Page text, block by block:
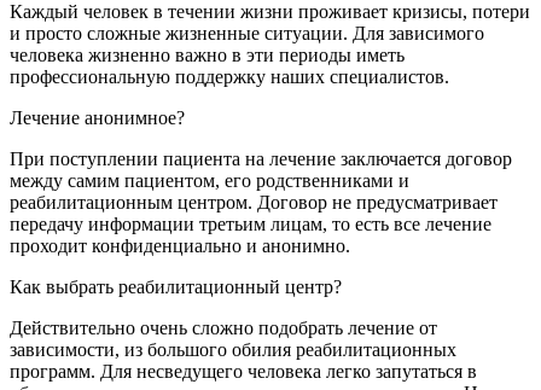
Каждый человек в течении жизни проживает кризисы, потери
и просто сложные жизненные ситуации. Для зависимого
человека жизненно важно в эти периоды иметь
профессиональную поддержку наших специалистов.
Лечение анонимное?
При поступлении пациента на лечение заключается договор
между самим пациентом, его родственниками и
реабилитационным центром. Договор не предусматривает
передачу информации третьим лицам, то есть все лечение
проходит конфиденциально и анонимно.
Как выбрать реабилитационный центр?
Действительно очень сложно подобрать лечение от
зависимости, из большого обилия реабилитационных
программ. Для несведущего человека легко запутаться в